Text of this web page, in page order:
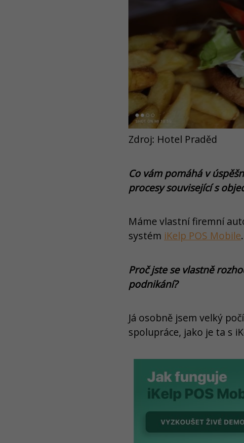
Zdroj: Hotel Praděd
Co vám pomáhá v
procesy související s
Máme vlastní firemní
systém iKelp POS Mobile.
Proč jste se vlastně
podnikání?
Já osobně jsem velký
spolupráce, jako je ta s